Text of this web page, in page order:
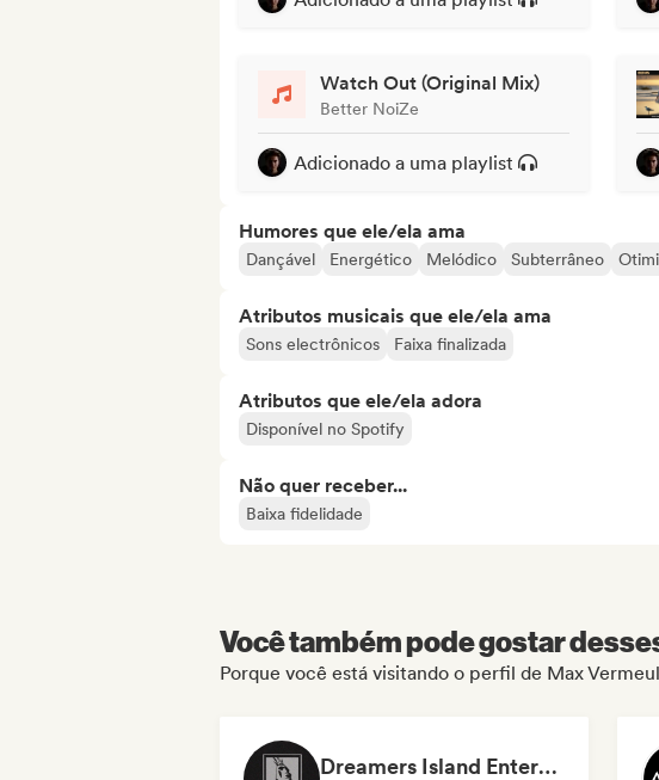
Watch Out (Original Mix)
Better NoiZe
Adicionado a uma playlist
Humores que ele/ela ama
Dançável Energético Melódico Subterrâneo
Atributos musicais que ele/ela ama
Sons electrônicos Faixa finalizada
Atributos que ele/ela adora
Disponível no Spotify
Não quer receber...
Baixa fidelidade
Você também pode gostar
Porque você está visitando o perfil de Max
Dreamers Island Entertainment